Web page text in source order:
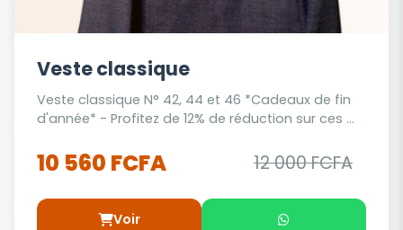
Veste classique
Veste classique N° 42, 44 et 46 *Cadeaux de fin
d'année* - Profitez de 12% de réduction sur ces ...
10 560 FCFA 12 000 FCFA
Voir